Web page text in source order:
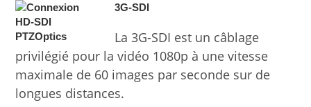
3G-SDI
La 3G-SDI est un câblage
privilégié pour la vidéo 1080p à une vitesse
maximale de 60 images par seconde sur de
longues distances.